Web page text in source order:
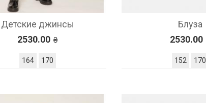
Детские джинсы
2530.00
164 170
Блуза
2530.00
152 170